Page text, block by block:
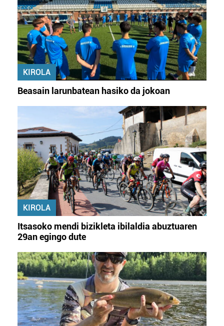
KIROLA
Beasain larunbatean hasiko da jokoan
KIROLA
Itsasoko mendi bizikleta ibilaldia abuztuaren
29an egingo dute